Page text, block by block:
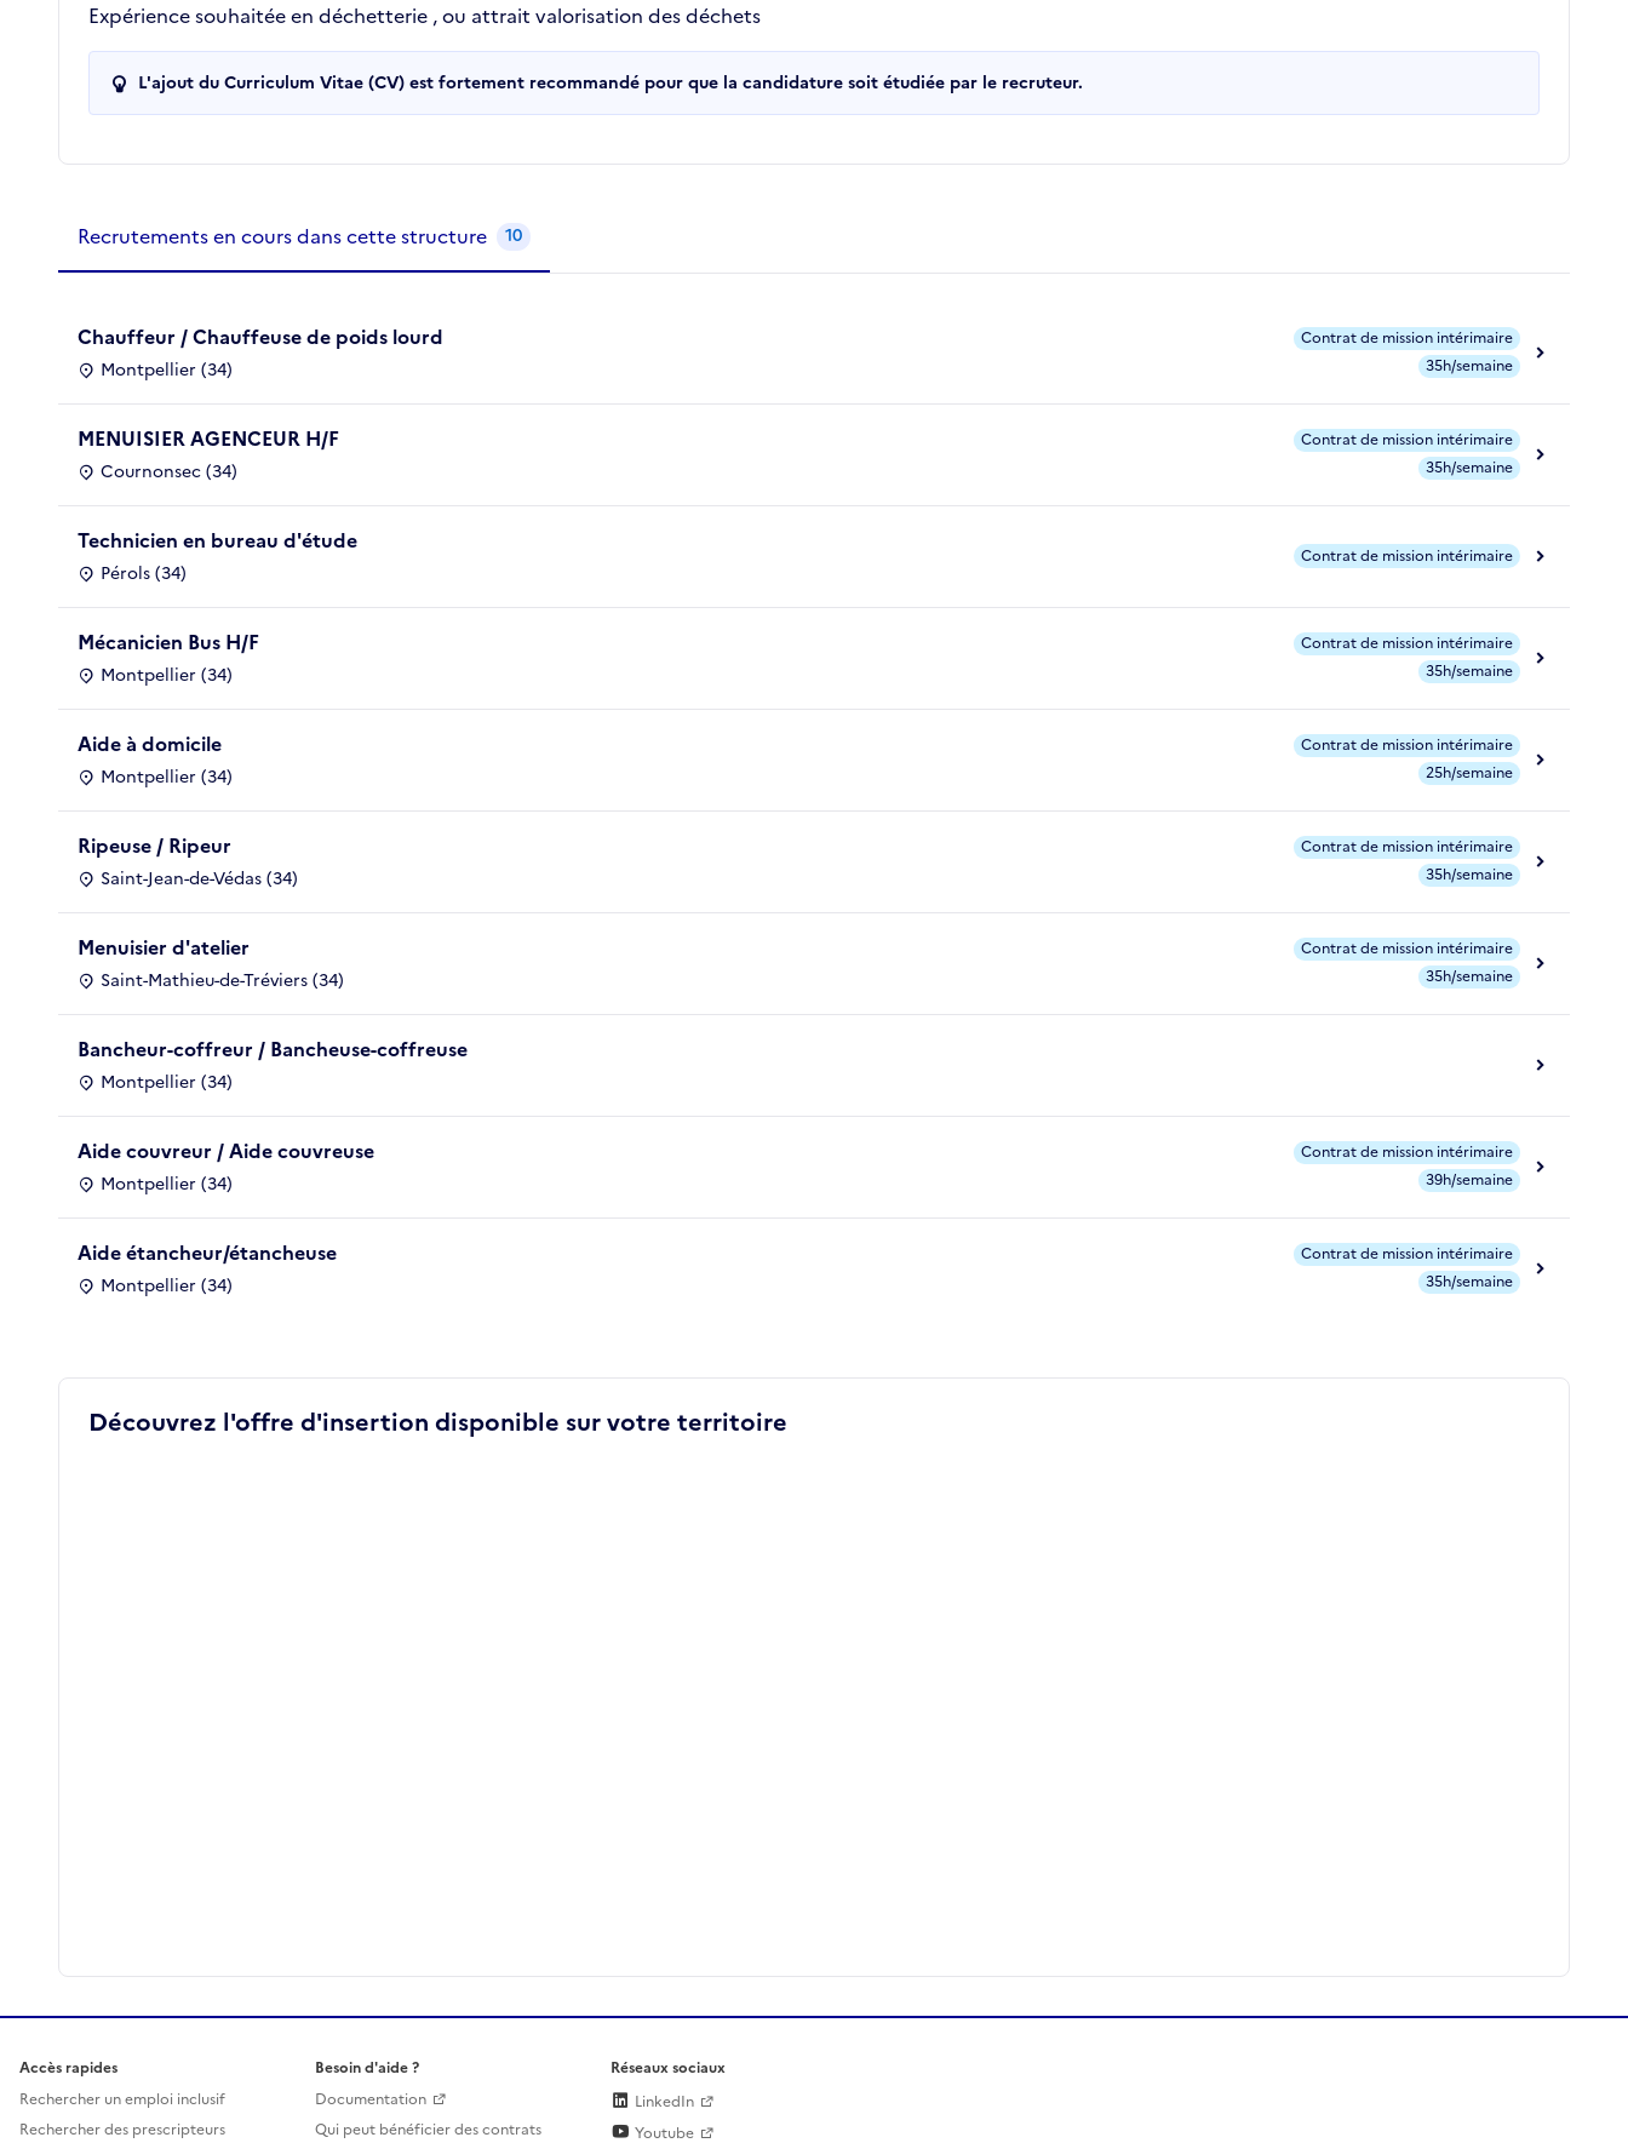
Expérience souhaitée en déchetterie , ou attrait valorisation des déchets
L'ajout du Curriculum Vitae (CV) est fortement recommandé pour que la candidature soit étudiée par le recruteur.
Recrutements de la structure
Recrutements en cours dans cette structure 10
Chauffeur / Chauffeuse de poids lourd
Montpellier (34)
Contrat de mission intérimaire
35h/semaine
MENUISIER AGENCEUR H/F
Cournonsec (34)
Contrat de mission intérimaire
35h/semaine
Technicien en bureau d'étude
Pérols (34)
Contrat de mission intérimaire
Mécanicien Bus H/F
Montpellier (34)
Contrat de mission intérimaire
35h/semaine
Aide à domicile
Montpellier (34)
Contrat de mission intérimaire
25h/semaine
Ripeuse / Ripeur
Saint-Jean-de-Védas (34)
Contrat de mission intérimaire
35h/semaine
Menuisier d'atelier
Saint-Mathieu-de-Tréviers (34)
Contrat de mission intérimaire
35h/semaine
Bancheur-coffreur / Bancheuse-coffreuse
Montpellier (34)
Aide couvreur / Aide couvreuse
Montpellier (34)
Contrat de mission intérimaire
39h/semaine
Aide étancheur/étancheuse
Montpellier (34)
Contrat de mission intérimaire
35h/semaine
Découvrez l'offre d'insertion disponible sur votre territoire
Accès rapides
Rechercher un emploi inclusif
Rechercher des prescripteurs
Besoin d'aide ?
Documentation
Qui peut bénéficier des contrats
Réseaux sociaux
LinkedIn
Youtube